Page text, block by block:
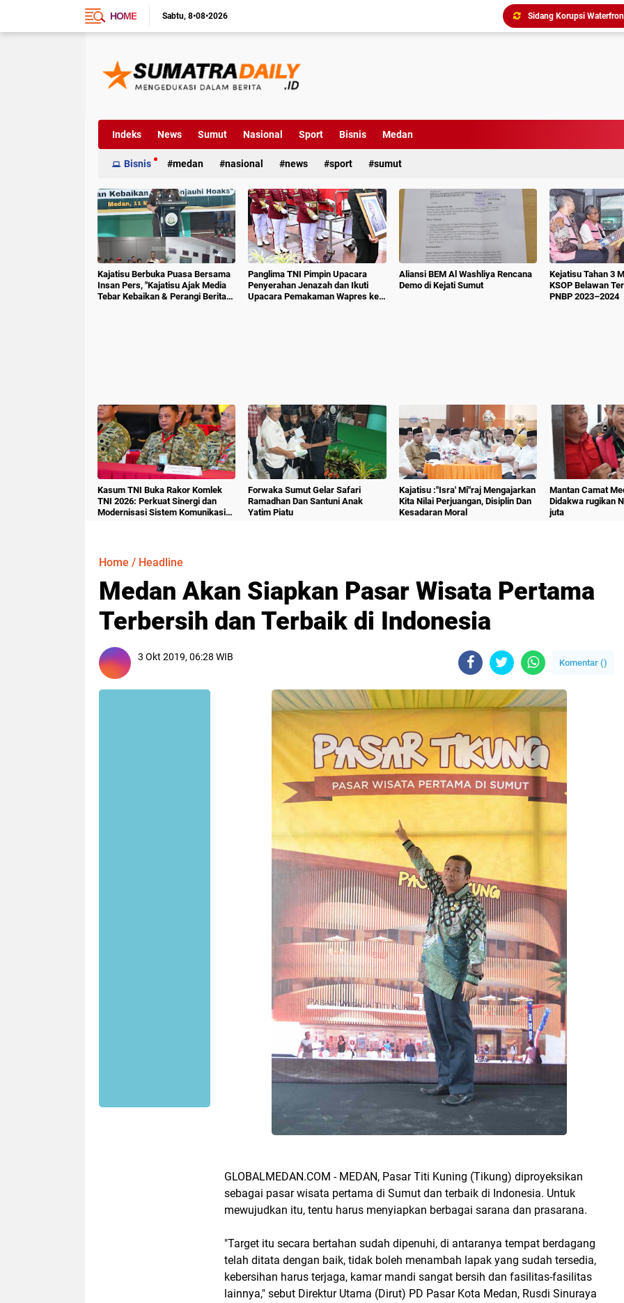
HOME Sabtu 8•08•2026
Triliunan Bantuan
Diduga Aniaya
Indeks News Sumut Nasional Sport Bisnis Medan
Bisnis medan nasional news sport sumut
Kajatisu Berbuka Puasa Bersama
Insan Pers, "Kajatisu Ajak Media
Tebar Kebaikan & Perangi Berita
Panglima TNI Pimpin Upacara
Penyerahan Jenazah dan Ikuti
Upacara Pemakaman Wapres ke-
Aliansi BEM Al Washliya Rencana
Demo di Kejati Sumut
Kejatisu Tahan 3
KSOP Belawan
PNBP 2023–2024
Kasum TNI Buka Rakor Komlek
TNI 2026: Perkuat Sinergi dan
Modernisasi Sistem Komunikasi
Forwaka Sumut Gelar Safari
Ramadhan Dan Santuni Anak
Yatim Piatu
Kajatisu :"Isra' Mi"raj Mengajarkan
Kita Nilai Perjuangan, Disiplin Dan
Kesadaran Moral
Mantan Camat
Didakwa rugikan
juta
Home / Headline
Medan Akan Siapkan Pasar Wisata Pertama
Terbersih dan Terbaik di Indonesia
3 Okt 2019, 06:28 WIB
Komentar ()
GLOBALMEDAN.COM - MEDAN, Pasar Titi Kuning (Tikung) diproyeksikan
sebagai pasar wisata pertama di Sumut dan terbaik di Indonesia. Untuk
mewujudkan itu, tentu harus menyiapkan berbagai sarana dan prasarana.
"Target itu secara bertahan sudah dipenuhi, di antaranya tempat berdagang
telah ditata dengan baik, tidak boleh menambah lapak yang sudah tersedia,
kebersihan harus terjaga, kamar mandi sangat bersih dan fasilitas-fasilitas
lainnya," sebut Direktur Utama (Dirut) PD Pasar Kota Medan, Rusdi Sinuraya